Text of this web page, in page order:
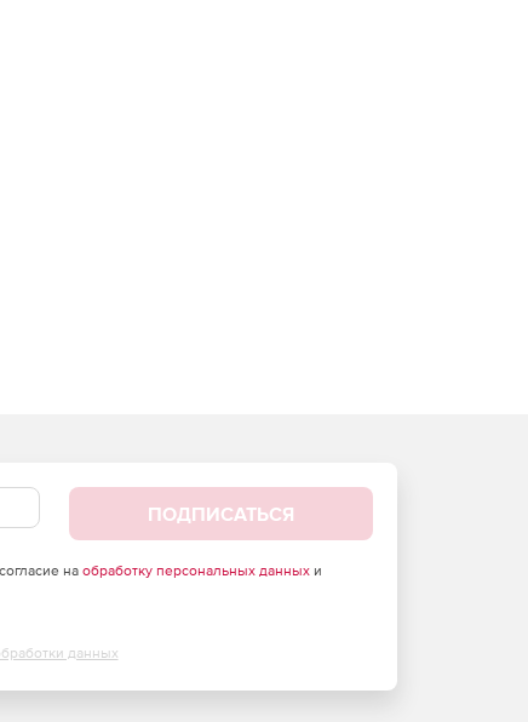
ПОДПИСАТЬСЯ
на обработку персональных данныхи
данных